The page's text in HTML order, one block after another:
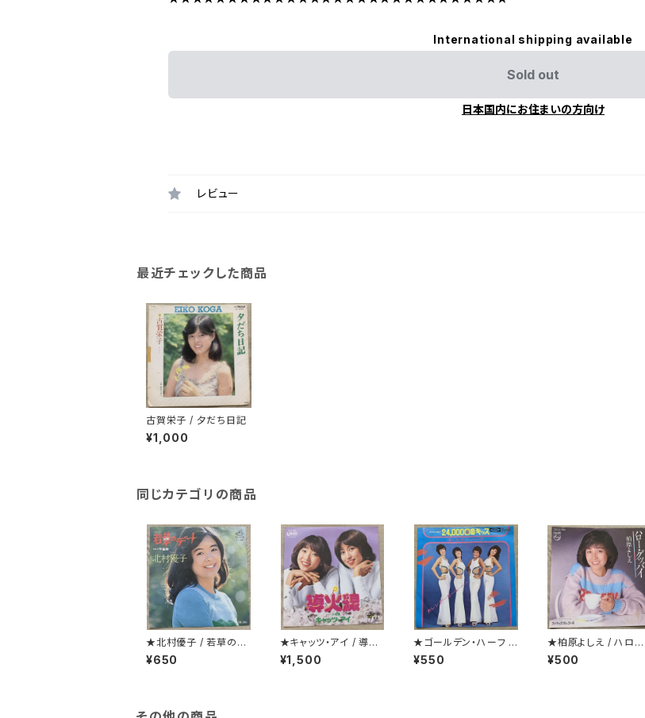
International shipping available
Sold out
日本国内にお住まいの方向け
レビュー
最近チェックした商品
古賀栄子 / 夕だち日記
¥1,000
同じカテゴリの商品
★北村優子 / 若草のデ
ート
¥650
★キャッツ・アイ / 導火
線
¥1,500
★ゴールデン・ハーフ /
24,000回のキッス(24
Milabaci)
¥550
★柏原よしえ / ハロー・
グッバイ
¥500